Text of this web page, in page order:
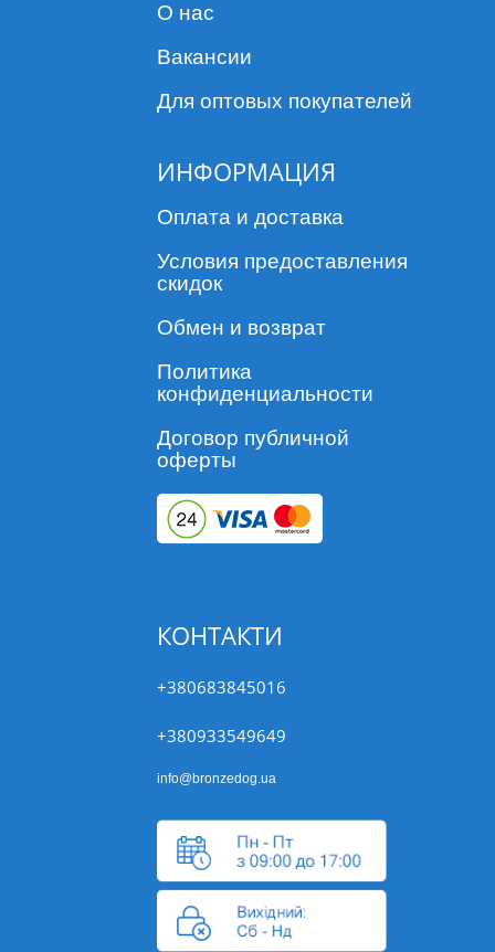
О нас
Вакансии
Для оптовых покупателей
ИНФОРМАЦИЯ
Оплата и доставка
Условия предоставления
скидок
Обмен и возврат
Политика
конфиденциальности
Договор публичной
оферты
КОНТАКТИ
+380683845016
+380933549649
info@bronzedog.ua